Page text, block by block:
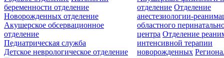
беременности отделение
Новорожденных отделение
Акушерское обсервационное
отделение
отделение Отделение
анестезиологии-
областного
центра Отделение
интенсивной терапии
новорожденных
Педиатрическая служба
Детское неврологическое отделение